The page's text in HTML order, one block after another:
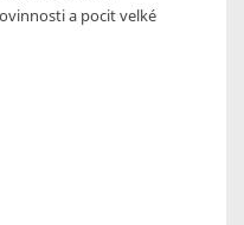
a pocit velké